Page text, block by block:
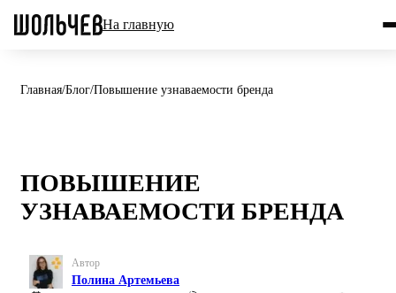
На главную
Главная/Блог/Повышение узнаваемости бренда
ПОВЫШЕНИЕ
УЗНАВАЕМОСТИ БРЕНДА
Автор
Полина Артемьева